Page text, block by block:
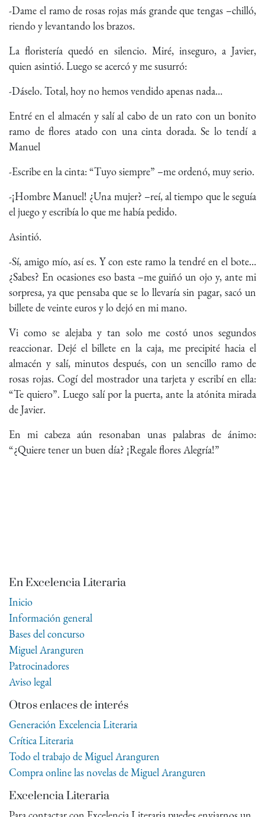
-Dame el ramo de rosas rojas más grande que tengas –chilló,
riendo y levantando los brazos.
La floristería quedó en silencio. Miré, inseguro, a Javier,
quien asintió. Luego se acercó y me susurró:
-Dáselo. Total, hoy no hemos vendido apenas nada…
Entré en el almacén y salí al cabo de un rato con un bonito
ramo de flores atado con una cinta dorada. Se lo tendí a
Manuel
-Escribe en la cinta: “Tuyo siempre” –me ordenó, muy serio.
-¡Hombre Manuel! ¿Una mujer? –reí, al tiempo que le seguía
el juego y escribía lo que me había pedido.
Asintió.
-Sí, amigo mío, así es. Y con este ramo la tendré en el bote…
¿Sabes? En ocasiones eso basta –me guiñó un ojo y, ante mi
sorpresa, ya que pensaba que se lo llevaría sin pagar, sacó un
billete de veinte euros y lo dejó en mi mano.
Vi como se alejaba y tan solo me costó unos segundos
reaccionar. Dejé el billete en la caja, me precipité hacia el
almacén y salí, minutos después, con un sencillo ramo de
rosas rojas. Cogí del mostrador una tarjeta y escribí en ella:
“Te quiero”. Luego salí por la puerta, ante la atónita mirada
de Javier.
En mi cabeza aún resonaban unas palabras de ánimo:
“¿Quiere tener un buen día? ¡Regale flores Alegría!”
En Excelencia Literaria
Inicio
Información general
Bases del concurso
Miguel Aranguren
Patrocinadores
Aviso legal
Otros enlaces de interés
Generación Excelencia Literaria
Crítica Literaria
Todo el trabajo de Miguel Aranguren
Compra online las novelas de Miguel Aranguren
Excelencia Literaria